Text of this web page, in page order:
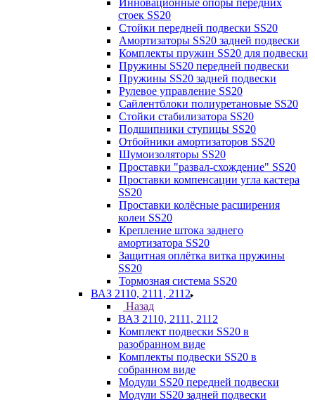
Инновационные опоры передних
стоек SS20
Стойки передней подвески SS20
Амортизаторы SS20 задней подвески
Комплекты пружин SS20 для подвески
Пружины SS20 передней подвески
Пружины SS20 задней подвески
Рулевое управление SS20
Сайлентблоки полиуретановые SS20
Стойки стабилизатора SS20
Подшипники ступицы SS20
Отбойники амортизаторов SS20
Шумоизоляторы SS20
Проставки "развал-схождение" SS20
Проставки компенсации угла кастера
SS20
Проставки колёсные расширения
колеи SS20
Крепление штока заднего
амортизатора SS20
Защитная оплётка витка пружины
SS20
Тормозная система SS20
ВАЗ 2110, 2111, 2112
Назад
ВАЗ 2110, 2111, 2112
Комплект подвески SS20 в
разобранном виде
Комплекты подвески SS20 в
собранном виде
Модули SS20 передней подвески
Модули SS20 задней подвески